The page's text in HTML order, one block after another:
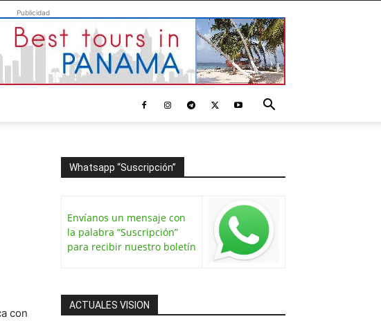
Publicidad
con
Whatsapp “Suscripción”
Envíanos un mensaje con
la palabra “Suscripción”
para recibir nuestro boletín
ACTUALES VISION